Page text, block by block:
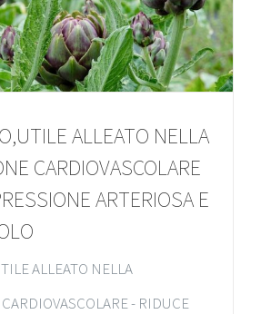
ALLEATO NELLA
CARDIOVASCOLARE
ARTERIOSA E
ALLEATO NELLA
- RIDUCE